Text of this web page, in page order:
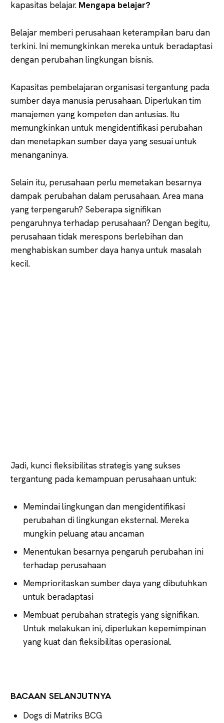
kapasitas belajar. Mengapa belajar?
Belajar memberi perusahaan keterampilan baru dan
terkini. Ini memungkinkan mereka untuk beradaptasi
dengan perubahan lingkungan bisnis.
Kapasitas pembelajaran organisasi tergantung pada
sumber daya manusia perusahaan. Diperlukan tim
manajemen yang kompeten dan antusias. Itu
memungkinkan untuk mengidentifikasi perubahan
dan menetapkan sumber daya yang sesuai untuk
menanganinya.
Selain itu, perusahaan perlu memetakan besarnya
dampak perubahan dalam perusahaan. Area mana
yang terpengaruh? Seberapa signifikan
pengaruhnya terhadap perusahaan? Dengan begitu,
perusahaan tidak merespons berlebihan dan
menghabiskan sumber daya hanya untuk masalah
kecil.
Jadi, kunci fleksibilitas strategis yang sukses
tergantung pada kemampuan perusahaan untuk:
Memindai lingkungan dan mengidentifikasi
perubahan di lingkungan eksternal. Mereka
mungkin peluang atau ancaman
Menentukan besarnya pengaruh perubahan ini
terhadap perusahaan
Memprioritaskan sumber daya yang dibutuhkan
untuk beradaptasi
Membuat perubahan strategis yang signifikan.
Untuk melakukan ini, diperlukan kepemimpinan
yang kuat dan fleksibilitas operasional.
BACAAN SELANJUTNYA
Dogs di Matriks BCG